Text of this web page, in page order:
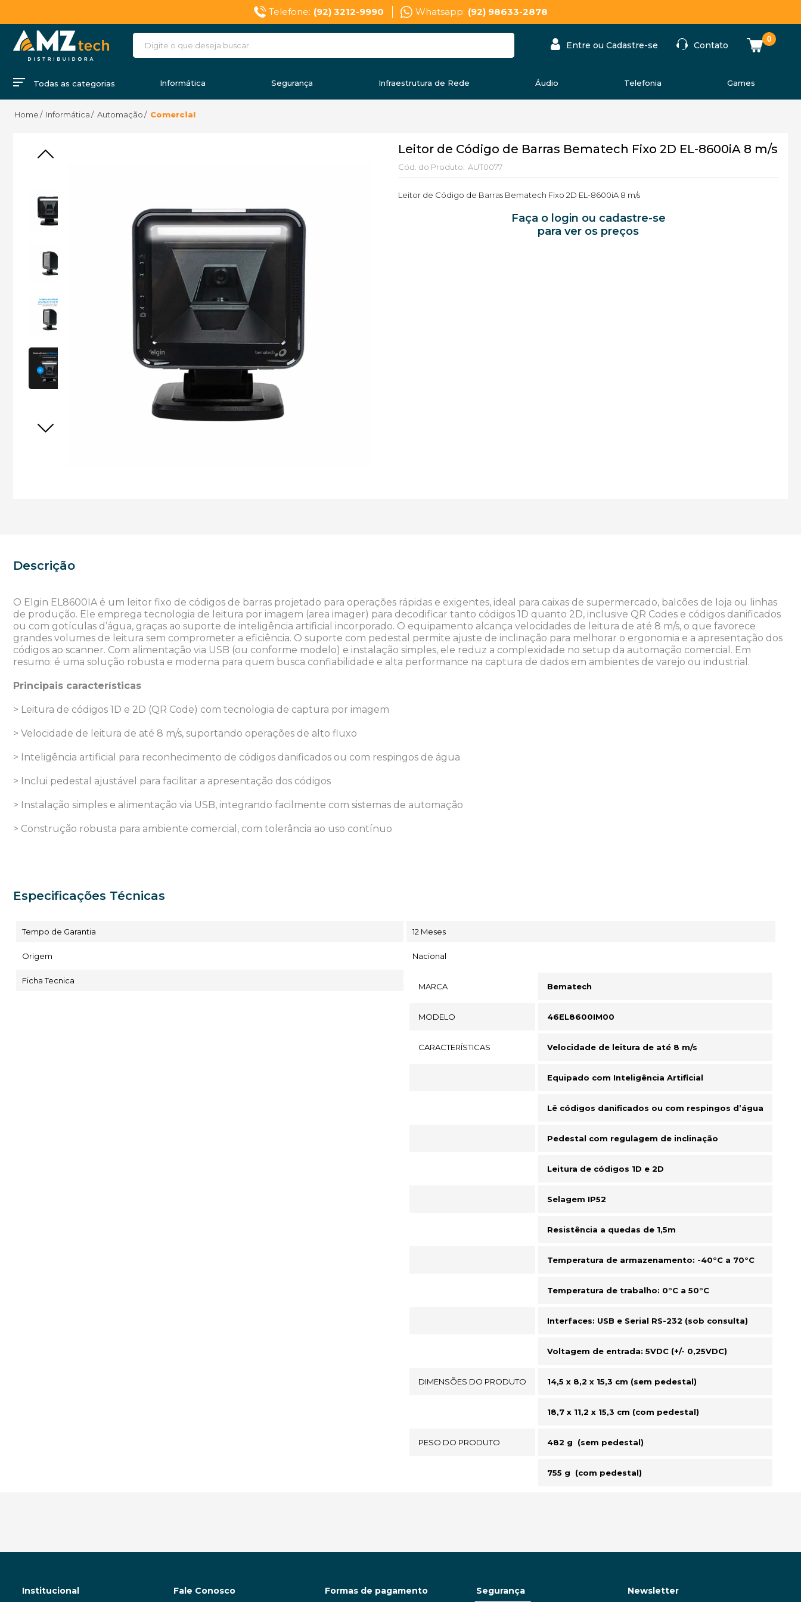
Telefone: (92) 3212-9990 Whatsapp: (92) 98633-2878
Entre ou Cadastre-se Contato
0
Todas as categorias Informática Segurança Infraestrutura de Rede Áudio Telefonia Games
Informática Automação Comercial
Leitor de Código de Barras Bematech Fixo 2D EL-8600iA 8 m/s
Cód. do Produto: AUT0077
Leitor de Código de Barras Bematech Fixo 2D EL-8600iA 8 m/s
Faça o login ou cadastre-se
para ver os preços
Descrição
O Elgin EL8600IA é um leitor fixo de códigos de barras projetado para operações rápidas e exigentes, ideal para caixas de supermercado, balcões de loja ou linhas
de produção. Ele emprega tecnologia de leitura por imagem (area imager) para decodificar tanto códigos 1D quanto 2D, inclusive QR Codes e códigos danificados
ou com gotículas d’água, graças ao suporte de inteligência artificial incorporado. O equipamento alcança velocidades de leitura de até 8 m/s, o que favorece
grandes volumes de leitura sem comprometer a eficiência. O suporte com pedestal permite ajuste de inclinação para melhorar o ergonomia e a apresentação dos
códigos ao scanner. Com alimentação via USB (ou conforme modelo) e instalação simples, ele reduz a complexidade no setup da automação comercial. Em
resumo: é uma solução robusta e moderna para quem busca confiabilidade e alta performance na captura de dados em ambientes de varejo ou industrial.
Principais características
> Leitura de códigos 1D e 2D (QR Code) com tecnologia de captura por imagem
> Velocidade de leitura de até 8 m/s, suportando operações de alto fluxo
> Inteligência artificial para reconhecimento de códigos danificados ou com respingos de água
> Inclui pedestal ajustável para facilitar a apresentação dos códigos
> Instalação simples e alimentação via USB, integrando facilmente com sistemas de automação
> Construção robusta para ambiente comercial, com tolerância ao uso contínuo
Especificações Técnicas
Tempo de Garantia 12 Meses
Origem Nacional
Ficha Tecnica
MARCA Bematech
MODELO 46EL8600IM00
CARACTERÍSTICAS Velocidade de leitura de até 8 m/s
Equipado com Inteligência Artificial
Lê códigos danificados ou com respingos d’água
Pedestal com regulagem de inclinação
Leitura de códigos 1D e 2D
Selagem IP52
Resistência a quedas de 1,5m
Temperatura de armazenamento: -40°C a 70°C
Temperatura de trabalho: 0°C a 50°C
Interfaces: USB e Serial RS-232 (sob consulta)
Voltagem de entrada: 5VDC (+/- 0,25VDC)
DIMENSÕES DO PRODUTO 14,5 x 8,2 x 15,3 cm (sem pedestal)
18,7 x 11,2 x 15,3 cm (com pedestal)
PESO DO PRODUTO 482 g (sem pedestal)
755 g (com pedestal)
Institucional Fale Conosco Formas de pagamento Segurança Newsletter